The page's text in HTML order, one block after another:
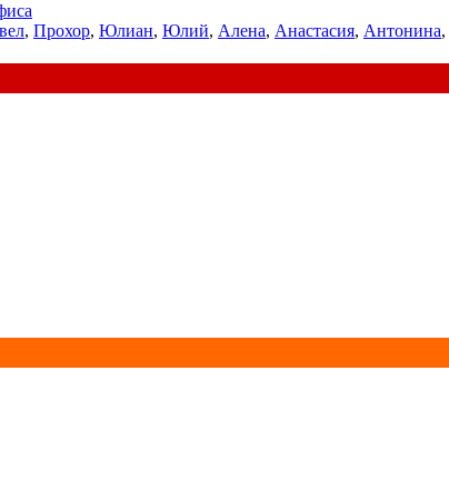
, Прохор, Юлиан, Юлий, Алена, Анастасия, Антонина,